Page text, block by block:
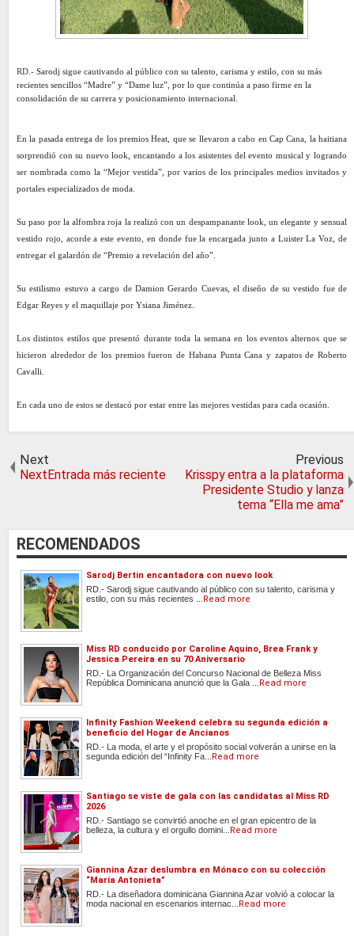
RD.- Sarodj sigue cautivando al público con su talento, carisma y estilo, con su más
recientes sencillos “Madre” y “Dame luz”, por lo que continúa a paso firme en la
consolidación de su carrera y posicionamiento internacional.
En la pasada entrega de los premios Heat, que se llevaron a cabo en Cap Cana, la haitiana
sorprendió con su nuevo look, encantando a los asistentes del evento musical y logrando
ser nombrada como la “Mejor vestida”, por varios de los principales medios invitados y
portales especializados de moda.
Su paso por la alfombra roja la realizó con un despampanante look, un elegante y sensual
vestido rojo, acorde a este evento, en donde fue la encargada junto a Luister La Voz, de
entregar el galardón de “Premio a revelación del año”.
Su estilismo estuvo a cargo de Damion Gerardo Cuevas, el diseño de su vestido fue de
Edgar Reyes y el maquillaje por Ysiana Jiménez.
Los distintos estilos que presentó durante toda la semana en los eventos alternos que se
hicieron alrededor de los premios fueron de Habana Punta Cana y zapatos de Roberto
Cavalli.
En cada uno de estos se destacó por estar entre las mejores vestidas para cada ocasión.
Next
NextEntrada más reciente
Previous
Krisspy entra a la plataforma
Presidente Studio y lanza
tema “Ella me ama”
RECOMENDADOS
Sarodj Bertin encantadora con nuevo look
RD.- Sarodj sigue cautivando al público con su talento, carisma y
estilo, con su más recientes ...
Read more
Miss RD conducido por Caroline Aquino, Brea Frank y
Jessica Pereira en su 70 Aniversario
RD.- La Organización del Concurso Nacional de Belleza Miss
República Dominicana anunció que la Gala ...
Read more
Infinity Fashion Weekend celebra su segunda edición a
beneficio del Hogar de Ancianos
RD.- La moda, el arte y el propósito social volverán a unirse en la
segunda edición del “Infinity Fa...
Read more
Santiago se viste de gala con las candidatas al Miss RD
2026
RD.- Santiago se convirtió anoche en el gran epicentro de la
belleza, la cultura y el orgullo domini...
Read more
Giannina Azar deslumbra en Mónaco con su colección
“María Antonieta”
RD.- La diseñadora dominicana Giannina Azar volvió a colocar la
moda nacional en escenarios internac...
Read more